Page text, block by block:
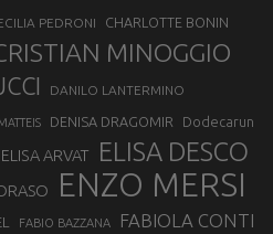
PEDRONI CHARLOTTE BONIN
MINOGGIO
DANILO LANTERMINO
DENISA DRAGOMIR Dodecarun
ELISA ARVAT ELISA DESCO
ENZO MERSI
FABIO BAZZANA FABIOLA CONTI